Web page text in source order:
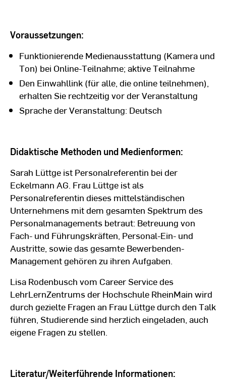
Voraussetzungen:
Funktionierende Medienausstattung (Kamera und
Ton) bei Online-Teilnahme; aktive Teilnahme
Den Einwahllink (für alle, die online teilnehmen),
erhalten Sie rechtzeitig vor der Veranstaltung
Sprache der Veranstaltung: Deutsch
Didaktische Methoden und Medienformen:
Sarah Lüttge ist Personalreferentin bei der
Eckelmann AG. Frau Lüttge ist als
Personalreferentin dieses mittelständischen
Unternehmens mit dem gesamten Spektrum des
Personalmanagements betraut: Betreuung von
Fach- und Führungskräften, Personal-Ein- und
Austritte, sowie das gesamte Bewerbenden-
Management gehören zu ihren Aufgaben.
Lisa Rodenbusch vom Career Service des
LehrLernZentrums der Hochschule RheinMain wird
durch gezielte Fragen an Frau Lüttge durch den Talk
führen, Studierende sind herzlich eingeladen, auch
eigene Fragen zu stellen.
Literatur/Weiterführende Informationen: